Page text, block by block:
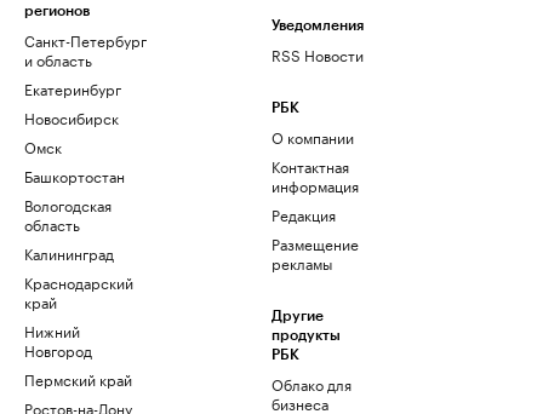
регионов
Санкт-Петербург
и область
Екатеринбург
Новосибирск
Омск
Башкортостан
Вологодская
область
Калининград
Краснодарский
край
Нижний
Новгород
Пермский край
Ростов-на-Дону
Уведомления
RSS Новости
РБК
О компании
Контактная
информация
Редакция
Размещение
рекламы
Другие
продукты
РБК
Облако для
бизнеса